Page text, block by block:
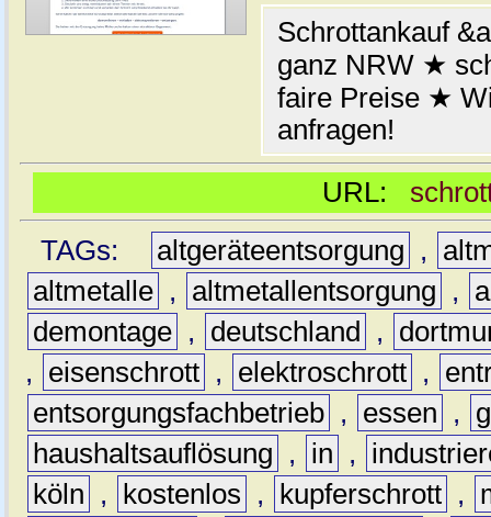
Schrottankauf
ganz NRW ★
faire Preise ★
anfragen!
URL:
TAGs:
altgeräteentsorgung ,
altmetalle , altmetallentsorgung ,
demontage , deutschland ,
,
eisenschrott , elektroschrott ,
entsorgungsfachbetrieb , essen ,
haushaltsauflösung
, in ,
köln
, kostenlos , kupferschrott ,